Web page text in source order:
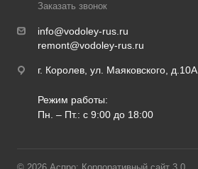
Заказать звонок
info@vodoley-rus.ru
remont@vodoley-rus.ru
г. Королев, ул. Маяковского, д.10А
Режим работы:
Пн. – Пт.: с 9:00 до 18:00